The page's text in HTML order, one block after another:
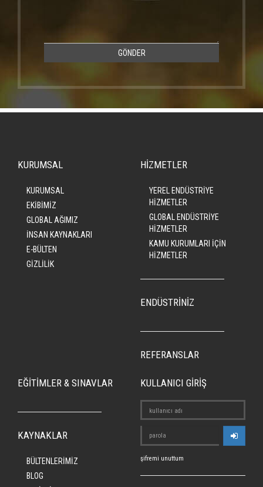
GÖNDER
KURUMSAL
KURUMSAL
EKİBİMİZ
GLOBAL AĞIMIZ
İNSAN KAYNAKLARI
E-BÜLTEN
GİZLİLİK
HİZMETLER
YEREL ENDÜSTRİYE
HİZMETLER
GLOBAL ENDÜSTRİYE
HİZMETLER
KAMU KURUMLARI İÇİN
HİZMETLER
ENDÜSTRİNİZ
REFERANSLAR
EĞİTİMLER & SINAVLAR
KAYNAKLAR
BÜLTENLERİMİZ
BLOG
KULLANICI GİRİŞ
şifremi unuttum